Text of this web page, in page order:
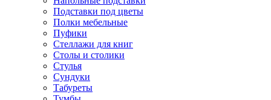
Подставки под цветы
Полки мебельные
Пуфики
Стеллажи для книг
Столы и столики
Стулья
Сундуки
Табуреты